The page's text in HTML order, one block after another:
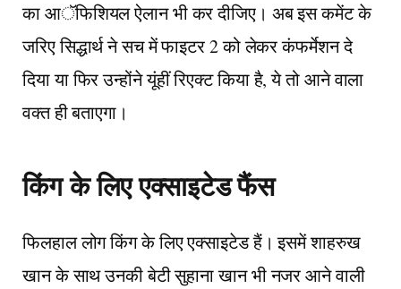
का आॅफिशियल ऐलान भी कर दीजिए। अब इस कमेंट के
जरिए सिद्धार्थ ने सच में फाइटर 2 को लेकर कंफर्मेशन दे
दिया या फिर उन्होंने यूंहीं रिएक्ट किया है, ये तो आने वाला
वक्त ही बताएगा।
किंग के लिए एक्साइटेड फैंस
फिलहाल लोग किंग के लिए एक्साइटेड हैं। इसमें शाहरुख
खान के साथ उनकी बेटी सुहाना खान भी नजर आने वाली